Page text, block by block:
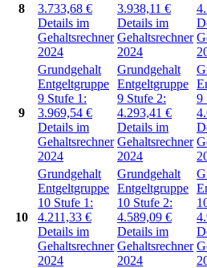
8
3.733,68 €
Details im
Gehaltsrechner
2024
3.938,11 €
Details im
Gehaltsrechner
2024
9
Grundgehalt
Entgeltgruppe
9 Stufe 1:
3.969,54 €
Details im
Gehaltsrechner
2024
Grundgehalt
Entgeltgruppe
9 Stufe 2:
4.293,41 €
Details im
Gehaltsrechner
2024
9
10
Grundgehalt
Entgeltgruppe
10 Stufe 1:
4.211,33 €
Details im
Gehaltsrechner
2024
Grundgehalt
Entgeltgruppe
10 Stufe 2:
4.589,09 €
Details im
Gehaltsrechner
2024